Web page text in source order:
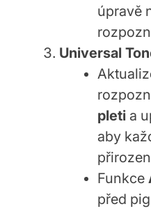
úpravě
Universal
pleti a
aby
Funkce
před